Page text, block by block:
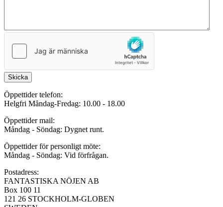
Skicka
Öppettider telefon:
Helgfri Måndag-Fredag: 10.00 - 18.00
Öppettider mail:
Måndag - Söndag: Dygnet runt.
Öppettider för personligt möte:
Måndag - Söndag: Vid förfrågan.
Postadress:
FANTASTISKA NÖJEN AB
Box 100 11
121 26 STOCKHOLM-GLOBEN